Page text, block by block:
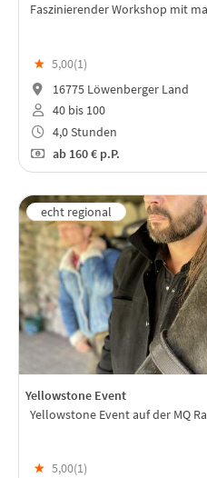
Faszinierender Workshop mit
★ 5,00(1)
16775 Löwenberger Land
40 bis 100
4,0 Stunden
ab160 € p.P.
Yellowstone Event
Yellowstone Event auf der MQ
★ 5,00(1)